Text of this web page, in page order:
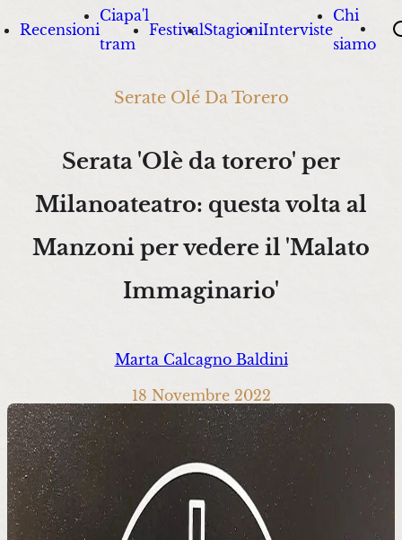
Recensioni
Ciapa'l
tram
FestivalStagioniInterviste
Chi
siamo
Serata 'Olè da torero' per
Milanoateatro: questa volta al
Manzoni per vedere il 'Malato
Immaginario'
Marta Calcagno Baldini
18 Novembre 2022
Serate Olé Da Torero